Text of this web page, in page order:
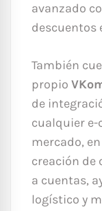
avanzado
descuentos
También
propio
de
cualquier e-
mercado,
creación de
a cuentas,
logístico y